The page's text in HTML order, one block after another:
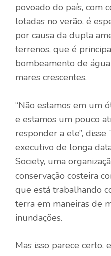
povoado do país, com
lotadas no verão, é
por causa da dupla
terrenos, que é
bombeamento de
mares crescentes.
“Não estamos em um
e estamos um pouco
responder a ele”,
executivo de longa
Society, uma
conservação costeira
que está trabalhando
terra em maneiras de
inundações.
Mas isso parece certo,